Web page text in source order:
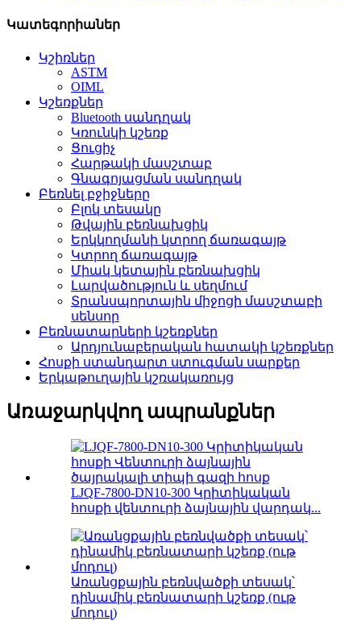
Կատեգորիաներ
Կշիռներ
ASTM
OIML
Կշեռքներ
Bluetooth սանդղակ
Կռունկի կշեռք
Ցուցիչ
Հարթակի մասշտաբ
Գնագոյացման սանդղակ
Բեռնել բջիջները
Բլոկ տեսակը
Թվային բեռնախցիկ
Երկկողմանի կտրող ճառագայթ
Կտրող ճառագայթ
Միակ կետային բեռնախցիկ
Լարվածություն և սեղմում
Տրանսպորտային միջոցի մասշտաբի
սենսոր
Բեռնատարների կշեռքներ
Արդյունաբերական հատակի կշեռքներ
Հոսքի ստանդարտ ստուգման սարքեր
Երկաթուղային կշռակառույց
Առաջարկվող ապրանքներ
LJQF-7800-DN10-300 Կրիտիկական
հոսքի վենտուրի ձայնային վարդակ...
Առանցքային բեռնվածքի տեսակ՝
դինամիկ բեռնատարի կշեռք (ութ
մոդուլ)